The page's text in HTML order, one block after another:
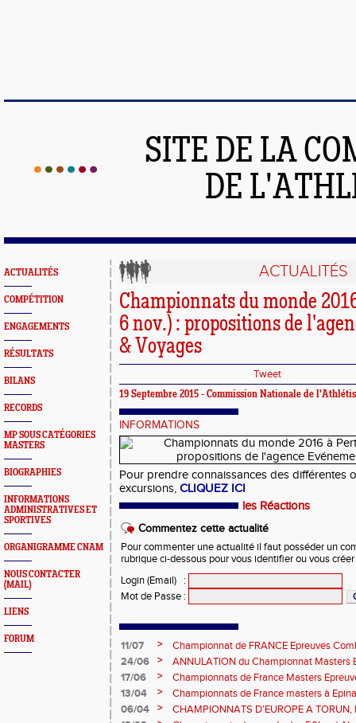
SITE DE LA
DE
ACTUALITÉS
COMPÉTITION
ENGAGEMENTS
RÉSULTATS
BILANS
RECORDS
MP SOUS CATÉGORIES
MASTERS
BIOGRAPHIES
INFORMATIONS
ADMINISTRATIVES ET
SPORTIVES
ORGANIGRAMME CNAM
NOUS CONTACTER
(MAIL)
LIENS
FORUM
ACTUALITÉS
Championnats du monde
6 nov.) : propositions de
& Voyages
Tweet
19 Septembre 2015 - Commission Nationale de
INFORMATIONS
Pour prendre connaissances des différentes
excursions, CLIQUEZ ICI
les Réactions
Commentez cette actualité
Pour commenter une actualité il faut posséder un
rubrique ci-dessous pour vous identifier ou vous
Login (Email)
:
Mot de Passe :
11/07 >
Championnat de FRANCE Epreuves
et Marche CHATEAUROUX
24/06 >
ANNULATION du Championnat Masters
Châteauroux les 27-28 juin
17/06 >
Championnats de France Masters
fond long
13/04 >
Championnats de France masters à
prévisionnels, montée de barres et
06/04 >
CHAMPIONNATS D'EUROPE A